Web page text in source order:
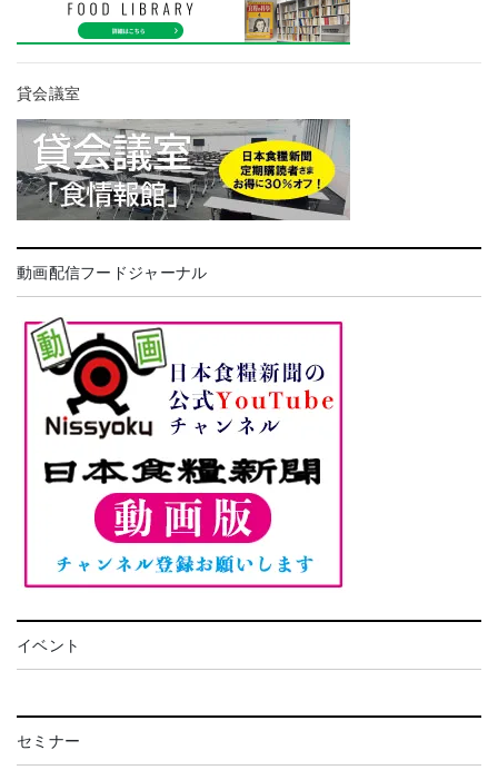
貸会議室
動画配信フードジャーナル
イベント
セミナー